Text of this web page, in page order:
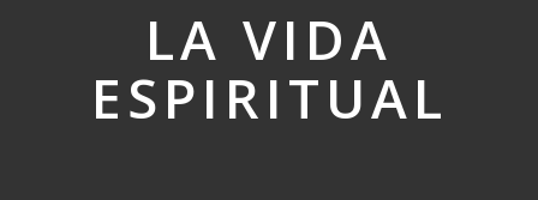
LA VIDA
ESPIRITUAL